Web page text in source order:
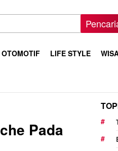
OTOMOTIF LIFE STYLE
Pada